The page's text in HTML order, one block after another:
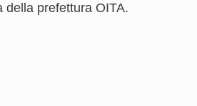
della prefettura OITA.